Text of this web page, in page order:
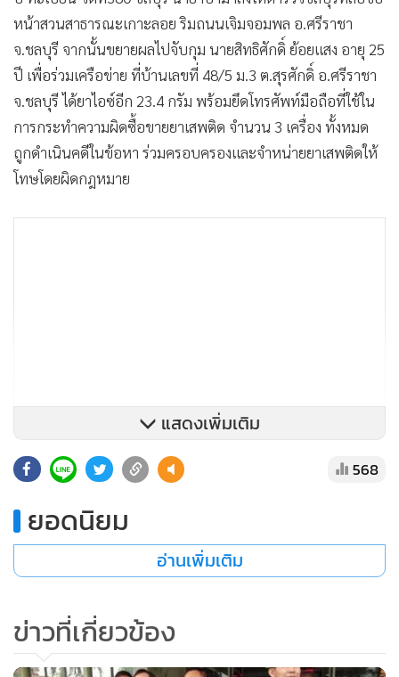
หน้าสวนสาธารณะเกาะลอย ริมถนนเจิมจอมพล อ.ศรีราชา
จ.ชลบุรี จากนั้นขยายผลไปจับกุม นายสิทธิศักดิ์ ย้อยแสง อายุ 25
ปี เพื่อร่วมเครือข่าย ที่บ้านเลขที่ 48/5 ม.3 ต.สุรศักดิ์ อ.ศรีราชา
จ.ชลบุรี ได้ยาไอซ์อีก 23.4 กรัม พร้อมยึดโทรศัพท์มือถือที่ใช้ใน
การกระทำความผิดซื้อขายยาเสพติด จำนวน 3 เครื่อง ทั้งหมด
ถูกดำเนินคดีในข้อหา ร่วมครอบครองและจำหน่ายยาเสพติดให้
โทษโดยผิดกฎหมาย
ทั้งหมดให้การรับสารภาพว่า เป็นเครือข่ายของนายสุริยา หนูรุ่ง
พล.ต.ท.ปัญญา กล่าวว่า ตนสั่งการให้ทำการยึดทรัพย์ นักค้าราย
แสดงเพิ่มเติม
568
ยอดนิยม
อ่านเพิ่มเติม
ข่าวที่เกี่ยวข้อง